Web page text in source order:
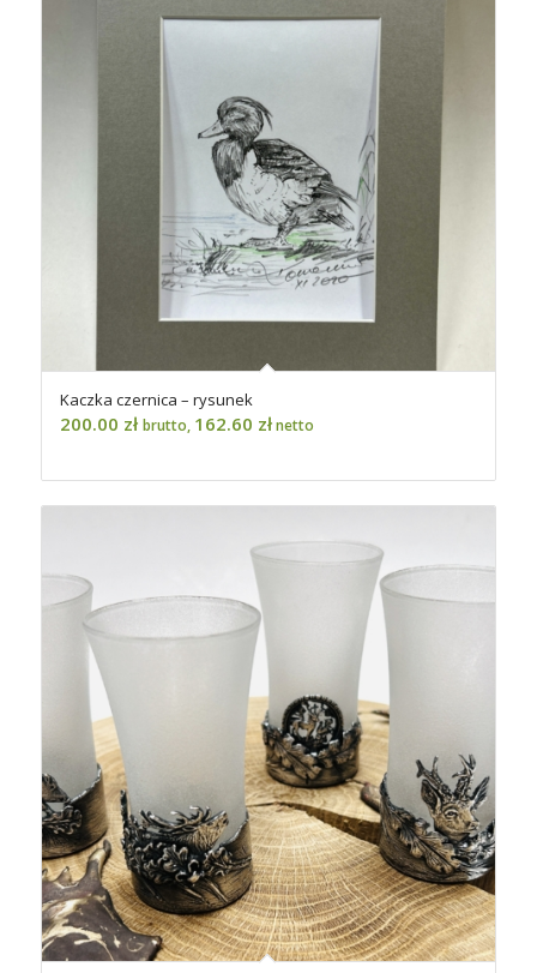
Kaczka czernica – rysunek
200.00 zł brutto, 162.60 złnetto